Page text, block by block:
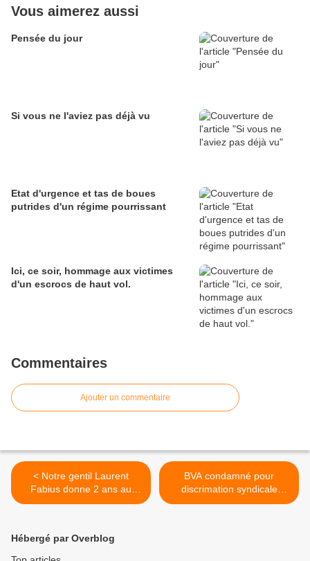
Vous aimerez aussi
Pensée du jour
Si vous ne l'aviez pas déjà vu
Etat d'urgence et tas de boues
putrides d'un régime pourrissant
Ici, ce soir, hommage aux victimes
d'un escrocs de haut vol.
Commentaires
Ajouter un commentaire
< Notre gentil Laurent
Fabius donne 2 ans au
gentil Israël
BVA condamné pour
discrimation syndicale
envers un délégué CGT >
Hébergé par Overblog